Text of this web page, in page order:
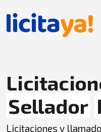
Sellador
Licitaciones y